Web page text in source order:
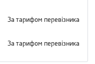
За тарифом перевізника
За тарифом перевізника